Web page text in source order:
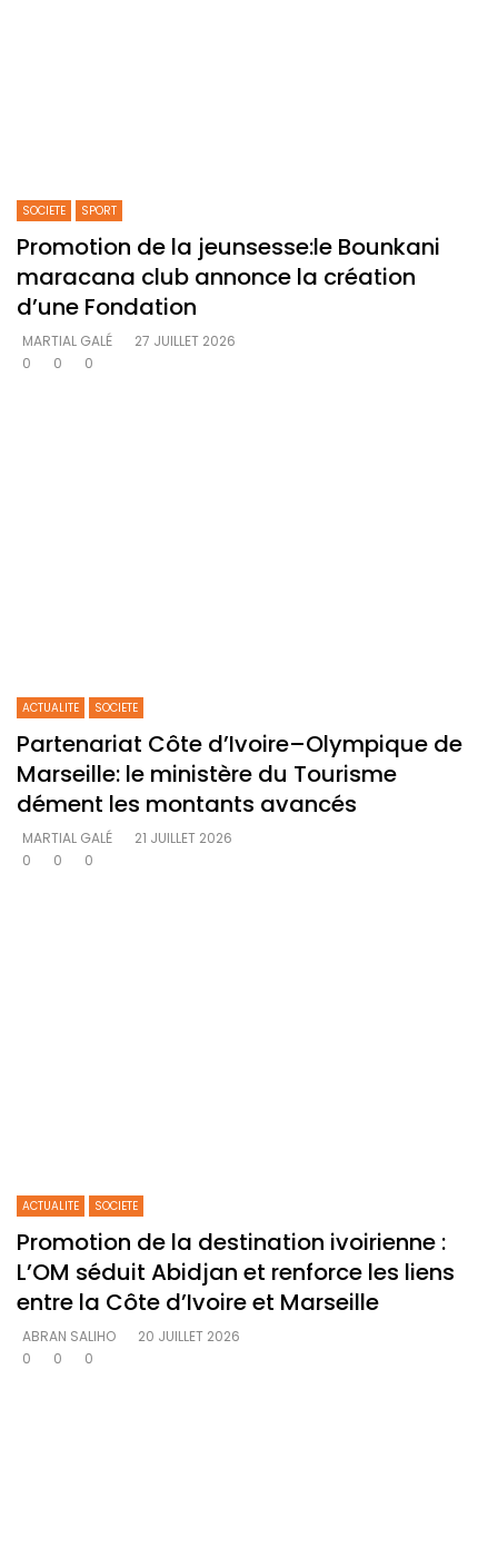
SOCIETE SPORT
Promotion de la jeunsesse:le Bounkani
maracana club annonce la création
d’une Fondation
MARTIAL GALÉ
27 JUILLET 2026
0
0 0
ACTUALITE SOCIETE
Partenariat Côte d’Ivoire–Olympique de
Marseille: le ministère du Tourisme
dément les montants avancés
MARTIAL GALÉ
21 JUILLET 2026
0
0 0
ACTUALITE SOCIETE
Promotion de la destination ivoirienne :
L’OM séduit Abidjan et renforce les liens
entre la Côte d’Ivoire et Marseille
ABRAN SALIHO
20 JUILLET 2026
0
0 0